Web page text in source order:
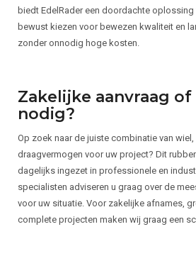
biedt EdelRader een doordachte
bewust kiezen voor bewezen kwaliteit en
zonder onnodig hoge kosten.
Zakelijke aanvraag
nodig?
Op zoek naar de juiste combinatie van
draagvermogen voor uw project? Dit
dagelijks ingezet in professionele en
specialisten adviseren u graag over de
voor uw situatie. Voor zakelijke afnames,
complete projecten maken wij graag een